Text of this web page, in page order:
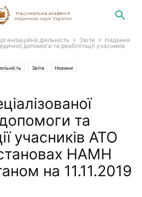
діяльність Звіти
Надання
допомоги та реабілітації учасників
Звіти Новини
та
учасників АТО
НАМН
на 11.11.2019